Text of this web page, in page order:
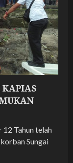
12 Tahun telah
Sungai